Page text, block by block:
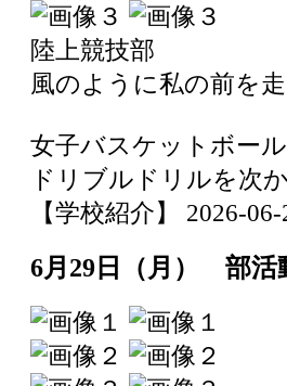
陸上競技部
風のように私の前を
女子バスケットボー
ドリブルドリルを次
【学校紹介】 2026-
6月29日（月） 部活